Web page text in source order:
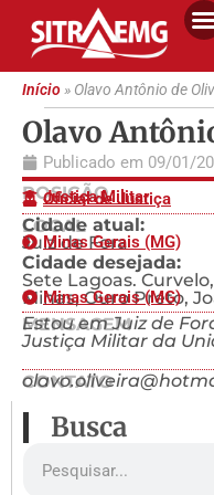
Início» Olavo Antônio de
Olavo
Publicado em 09/01/
POSIÇÃO
Justiça Militar
Oficial de Justiça
LOCAL
Cidade atual:
Juiz de Fora
Minas Gerais (MG)
Cidade desejada:
Sete Lagoas.
Minas, Ouro Preto,
Minas Gerais (MG)
MENSAGEM
Estou em Juiz de
Justiça Militar da
CONTATO
Busca